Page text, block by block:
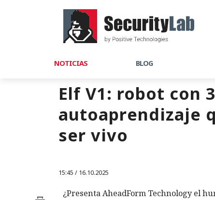
NOTICIAS BLOG
Elf V1: robot con
autoaprendizaje
ser vivo
15:45 / 16.10.2025
¿Presenta AheadForm Technology el